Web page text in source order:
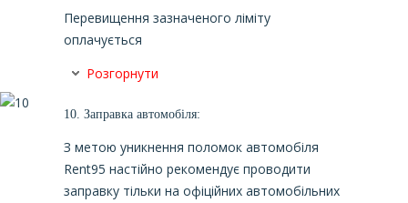
Перевищення зазначеного ліміту
оплачується
Розгорнути
10. Заправка автомобіля:
З метою уникнення поломок автомобіля
Rent95 настійно рекомендує проводити
заправку тільки на офіційних автомобільних